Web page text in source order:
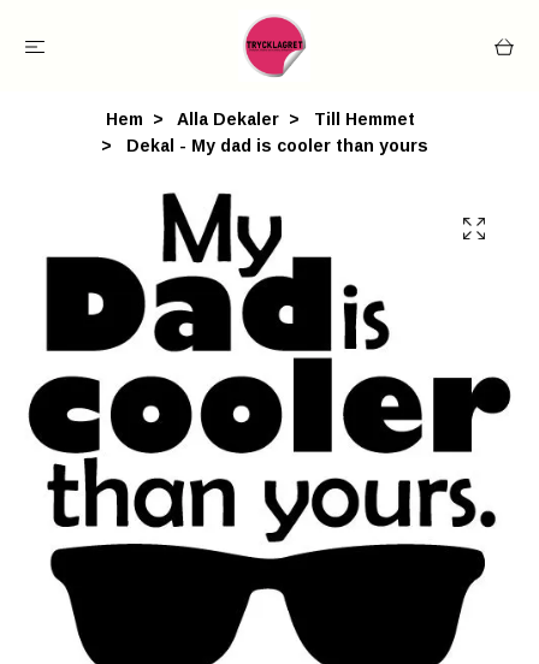
Hem Alla Dekaler
Till Hemmet
Dekal - My dad is cooler than yours